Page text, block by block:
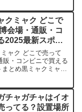
。この記事では、ク
売っ...
クミャク どこで
会場・通販・コ
2025最新スポッ
ャク どこで売って
販・コンビニで買える
とめ黒ミャクミャク
ャクを売っている取
...
チャガチャはイオ
ってる？設置場所